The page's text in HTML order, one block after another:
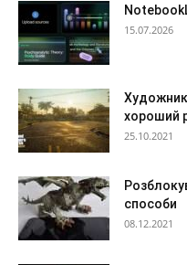
15.07.2026
Художник
хороший
25.10.2021
способи
08.12.2021